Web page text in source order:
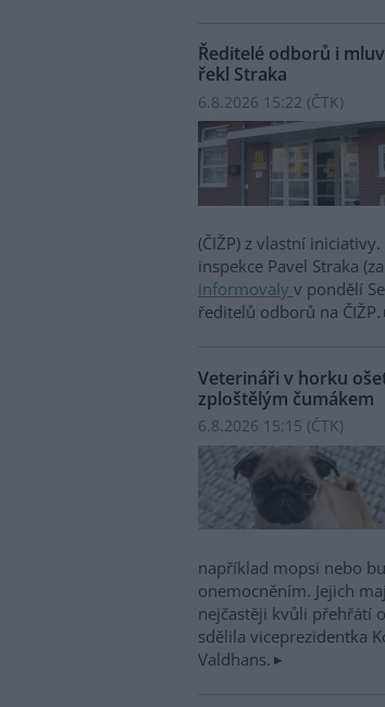
Ředitelé odborů i
řekl Straka
6.8.2026 15:22 (ČTK)
(ČIŽP) z vlastní
inspekce Pavel Straka
informovaly v pondělí
ředitelů odborů na ČIŽP.
Veterináři v horku
zploštělým čumákem
6.8.2026 15:15 (ČTK)
například mopsi nebo
onemocněním. Jejich
nejčastěji kvůli přehřátí
sdělila viceprezidentka
Valdhans.